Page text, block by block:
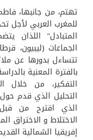
تهتم، من جانبها،
للمغرب العربي لأجل
المتبادل" اللذان
الجماعات (ليبيون،
تتساءل بدورها عن
بالفترة المعنية
التفكير، من خلال
التحليل الذي قدم
الذي اقترح من قبل
الاختلاط و الاختراق
إفريقيا الشمالية